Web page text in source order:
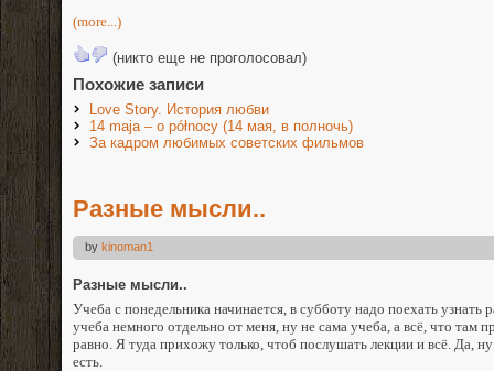
(more...)
(никто еще не проголосовал)
Похожие записи
Love Story. История любви
14 maja – o północy (14 мая, в полночь)
За кадром любимых советских фильмов
Разные мысли..
by kinoman1
Разные мысли..
Учеба с понедельника начинается, в субботу надо поехать узнать
учеба немного отдельно от меня, ну не сама учеба, а всё, что там
равно. Я туда прихожу только, чтоб послушать лекции и всё. Да, ну
есть.